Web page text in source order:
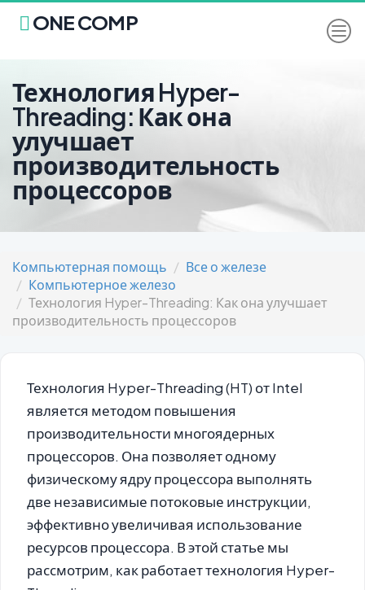
ONE COMP
Технология Hyper-
Threading: Как она
улучшает
производительность
процессоров
Компьютерная помощь
Все о железе
Компьютерное железо
Технология Hyper-Threading: Как она улучшает
производительность процессоров
Технология Hyper-Threading (HT) от Intel
является методом повышения
производительности многоядерных
процессоров. Она позволяет одному
физическому ядру процессора выполнять
две независимые потоковые инструкции,
эффективно увеличивая использование
ресурсов процессора. В этой статье мы
рассмотрим, как работает технология Hyper-